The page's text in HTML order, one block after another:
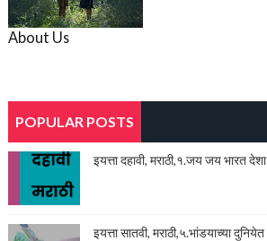
About Us
POPULAR POSTS
इयत्ता दहावी, मराठी,१.जय जय भारत देशा
इयत्ता सातवी, मराठी,५.भांडयाच्या दुनियेत